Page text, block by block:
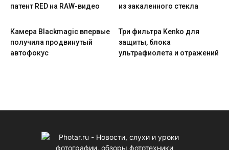
патент RED на RAW-видео
из закаленного стекла
Камера Blackmagic впервые
получила продвинутый
автофокус
Три фильтра Kenko для
защиты, блока
ультрафиолета и отражений